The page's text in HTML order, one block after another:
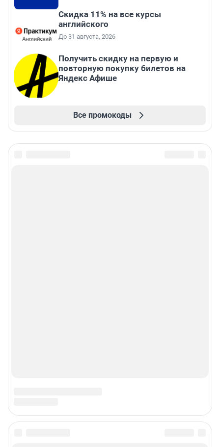
Скидка 11% на все курсы
английского
До 31 августа, 2026
Получить скидку на первую и
повторную покупку билетов на
Яндекс Афише
Все промокоды